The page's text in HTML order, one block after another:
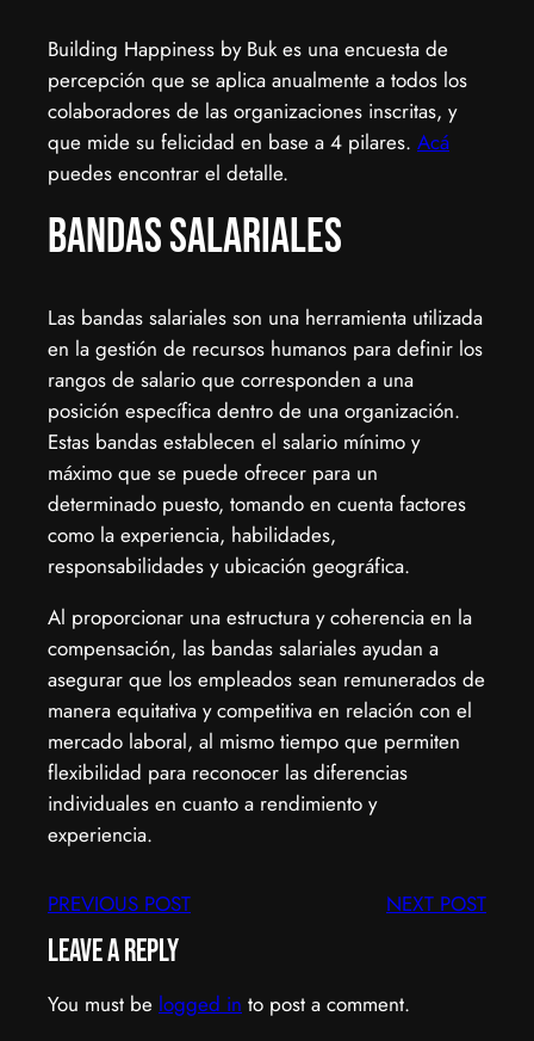
Building Happiness by Buk es una encuesta de
percepción que se aplica anualmente a todos los
colaboradores de las organizaciones inscritas, y
que mide su felicidad en base a 4 pilares. Acá
puedes encontrar el detalle.
Bandas Salariales
Las bandas salariales son una herramienta utilizada
en la gestión de recursos humanos para definir los
rangos de salario que corresponden a una
posición específica dentro de una organización.
Estas bandas establecen el salario mínimo y
máximo que se puede ofrecer para un
determinado puesto, tomando en cuenta factores
como la experiencia, habilidades,
responsabilidades y ubicación geográfica.
Al proporcionar una estructura y coherencia en la
compensación, las bandas salariales ayudan a
asegurar que los empleados sean remunerados de
manera equitativa y competitiva en relación con el
mercado laboral, al mismo tiempo que permiten
flexibilidad para reconocer las diferencias
individuales en cuanto a rendimiento y
experiencia.
PREVIOUS POST NEXT POST
Leave a Reply
You must be logged in to post a comment.